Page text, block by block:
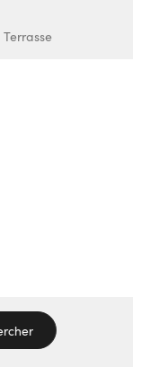
Terrasse